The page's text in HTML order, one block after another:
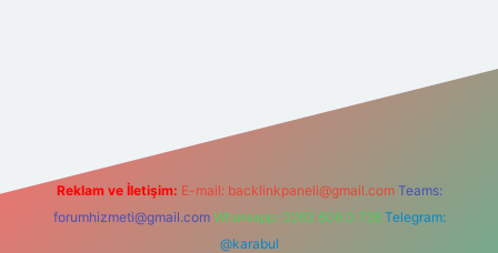
elexbetgiris.org
Reklam ve İletişim: E-mail: backlinkpaneli@gmail.com Teams:
forumhizmeti@gmail.com Whatsapp: 0262 606 0 726 Telegram:
@karabul